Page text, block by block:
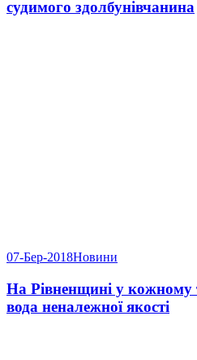
судимого здолбунівчанина
07-Бер-2018Новини
На Рівненщині у кожному
вода неналежної якості